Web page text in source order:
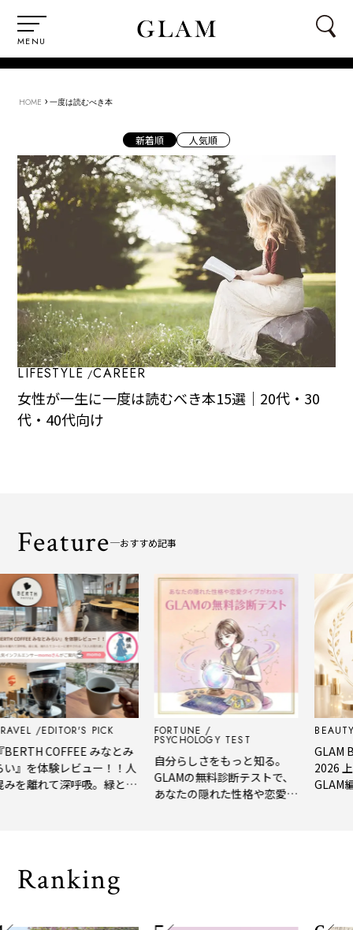
MENU
HOME › 一度は読むべき本
新着順 人気順
LIFESTYLE CAREER
女性が一生に一度は読むべき本15選｜20代・30
代・40代向け
Feature おすすめ記事
EDITOR'S PICK
COFFEE みなとみ
』を体験レビュー！！人
を離れて深呼吸。緑と
FORTUNE
PSYCHOLOGY TEST
自分らしさをもっと知る。
GLAMの無料診断テストで、
あなたの隠れた性格や恋愛タ
BEAUTY
GLAM
2026
GLAM
Ranking